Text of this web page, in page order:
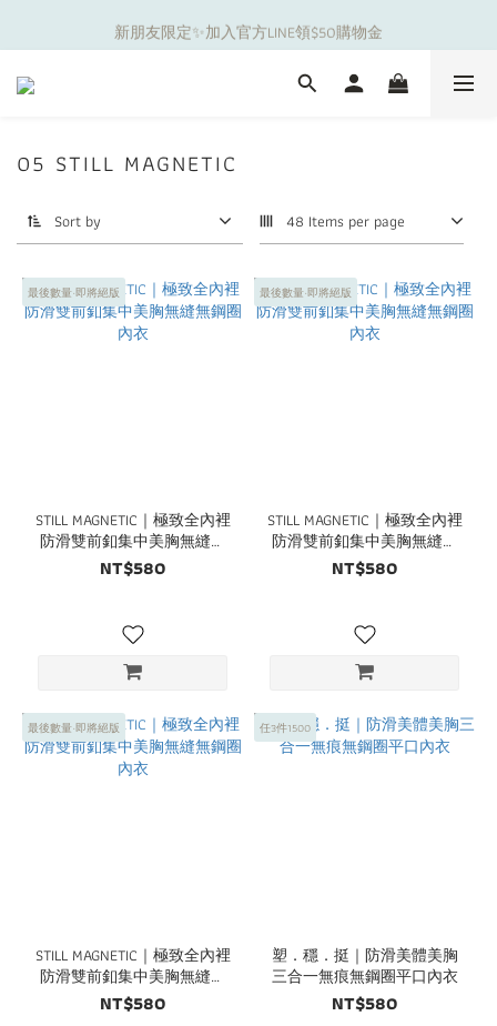
夏日舒適無痕｜3件$1199自由配專區
新朋友限定✨加入官方LINE領$50購物金
夏日舒適無痕｜3件$1199自由配專區
05 STILL MAGNETIC
Sort by 48 Items per page
最後數量·即將絕版
STILL MAGNETIC｜極致全內裡
防滑雙前釦集中美胸無縫無
鋼圈內衣
NT$580
最後數量·即將絕版
STILL MAGNETIC｜極致全內裡
防滑雙前釦集中美胸無縫無
鋼圈內衣
NT$580
最後數量·即將絕版
STILL MAGNETIC｜極致全內裡
防滑雙前釦集中美胸無縫無
鋼圈內衣
NT$580
任3件1500
塑．穩．挺｜防滑美體美胸
三合一無痕無鋼圈平口內衣
NT$580